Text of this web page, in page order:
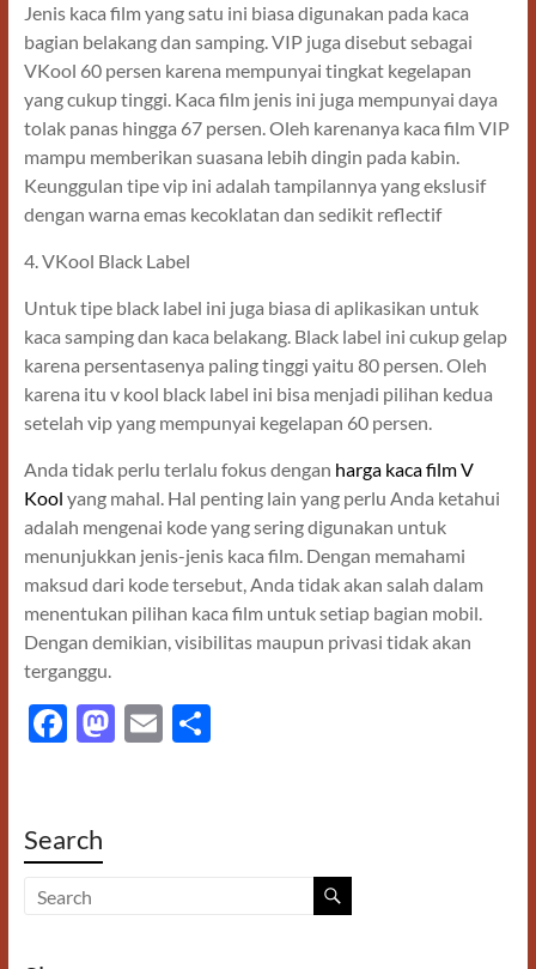
Jenis kaca film yang satu ini biasa digunakan pada kaca
bagian belakang dan samping. VIP juga disebut sebagai
VKool 60 persen karena mempunyai tingkat kegelapan
yang cukup tinggi. Kaca film jenis ini juga mempunyai daya
tolak panas hingga 67 persen. Oleh karenanya kaca film VIP
mampu memberikan suasana lebih dingin pada kabin.
Keunggulan tipe vip ini adalah tampilannya yang ekslusif
dengan warna emas kecoklatan dan sedikit reflectif
4. VKool Black Label
Untuk tipe black label ini juga biasa di aplikasikan untuk
kaca samping dan kaca belakang. Black label ini cukup gelap
karena persentasenya paling tinggi yaitu 80 persen. Oleh
karena itu v kool black label ini bisa menjadi pilihan kedua
setelah vip yang mempunyai kegelapan 60 persen.
Anda tidak perlu terlalu fokus dengan harga kaca film V
Kool yang mahal. Hal penting lain yang perlu Anda ketahui
adalah mengenai kode yang sering digunakan untuk
menunjukkan jenis-jenis kaca film. Dengan memahami
maksud dari kode tersebut, Anda tidak akan salah dalam
menentukan pilihan kaca film untuk setiap bagian mobil.
Dengan demikian, visibilitas maupun privasi tidak akan
terganggu.
F
b
o
o
M E S
Search